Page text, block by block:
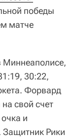
победы
матче
Миннеаполисе,
30:22,
Форвард
свой счет
и
Защитник Рики